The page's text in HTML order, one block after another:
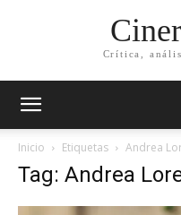
Crítica,
Inicio Etiquetas Andrea
Tag: Andrea